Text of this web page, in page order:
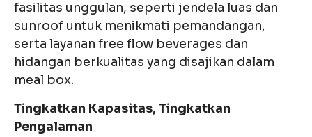
fasilitas unggulan, seperti jendela luas dan
sunroof untuk menikmati pemandangan,
serta layanan free flow beverages dan
hidangan berkualitas yang disajikan dalam
meal box.
Tingkatkan Kapasitas, Tingkatkan
Pengalaman